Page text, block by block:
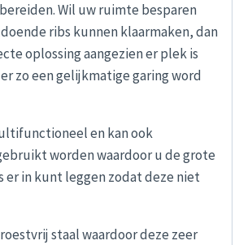
Wil uw ruimte besparen
ribs kunnen klaarmaken, dan
oplossing aangezien er plek is
zo een gelijkmatige garing word
en kan ook
worden waardoor u de grote
er in kunt leggen zodat deze niet
staal waardoor deze zeer